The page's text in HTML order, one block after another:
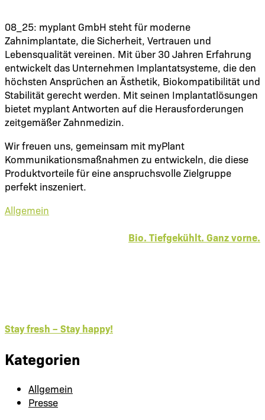
08_25: myplant GmbH steht für moderne
Zahnimplantate, die Sicherheit, Vertrauen und
Lebensqualität vereinen. Mit über 30 Jahren Erfahrung
entwickelt das Unternehmen Implantatsysteme, die den
höchsten Ansprüchen an Ästhetik, Biokompatibilität und
Stabilität gerecht werden. Mit seinen Implantatlösungen
bietet myplant Antworten auf die Herausforderungen
zeitgemäßer Zahnmedizin.
Wir freuen uns, gemeinsam mit myPlant
Kommunikationsmaßnahmen zu entwickeln, die diese
Produktvorteile für eine anspruchsvolle Zielgruppe
perfekt inszeniert.
Allgemein
Stay fresh – Stay happy!
Bio. Tiefgekühlt. Ganz vorne.
Kategorien
Allgemein
Presse